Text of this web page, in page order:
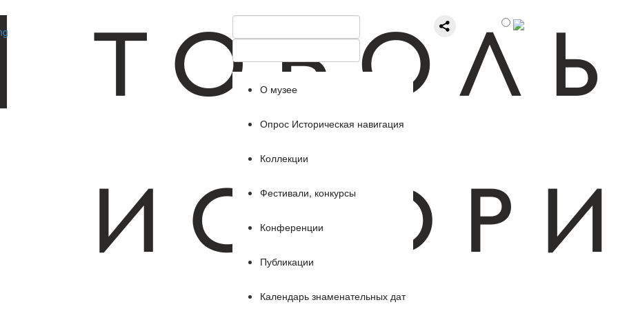
О музее
Опрос Историческая навигация
Коллекции
Фестивали, конкурсы
Конференции
Публикации
Календарь знаменательных дат